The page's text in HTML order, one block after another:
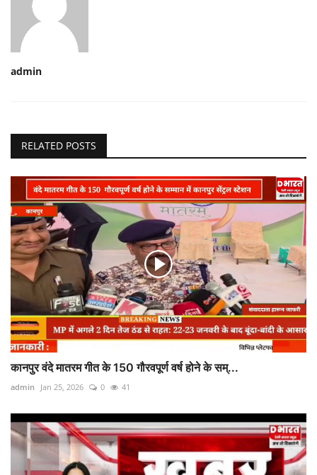
admin
RELATED POSTS
कानपुर वंदे मातरम गीत के 150 गौरवपूर्ण वर्ष होने के सम्...
admin Jan 25, 2026 0 41